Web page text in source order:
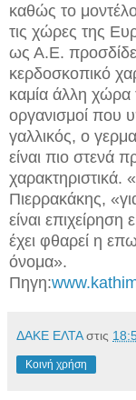
καθώς το
τις χώρες της
ως Α.Ε.
κερδοσκοπικό
καμία άλλη χώρα
οργανισμοί που
γαλλικός, ο
είναι πιο στενά
Πιερρακάκης,
είναι επιχείρηση
έχει φθαρεί η
όνομα».
Πηγη:
ΔΑΚΕ ΕΛΤΑ στις
Κοινή χρήση